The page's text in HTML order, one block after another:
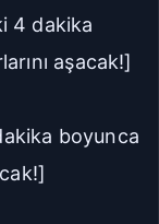
4 dakika
aşacak!]
boyunca